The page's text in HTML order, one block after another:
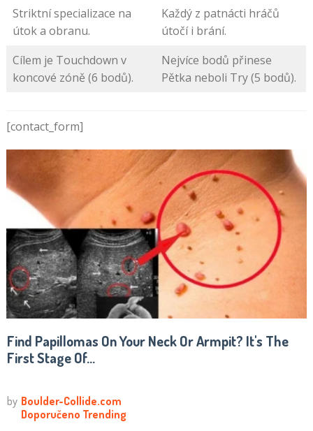
Striktní specializace na
útok a obranu.
Každý z patnácti hráčů
útočí i brání.
Cílem je Touchdown v
koncové zóně (6 bodů).
Nejvíce bodů přinese
Pětka neboli Try (5 bodů).
[contact_form]
Find Papillomas On Your Neck Or Armpit? It's The
First Stage Of...